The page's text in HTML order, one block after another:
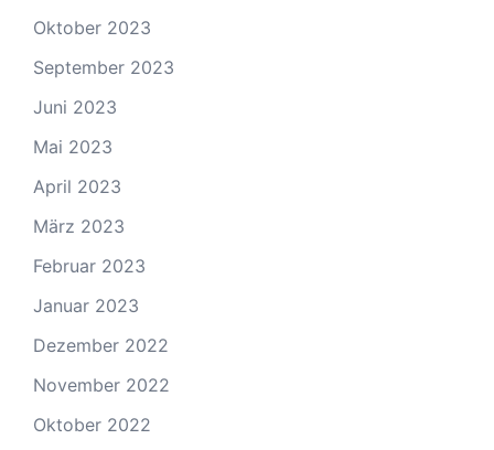
Oktober 2023
September 2023
Juni 2023
Mai 2023
April 2023
März 2023
Februar 2023
Januar 2023
Dezember 2022
November 2022
Oktober 2022